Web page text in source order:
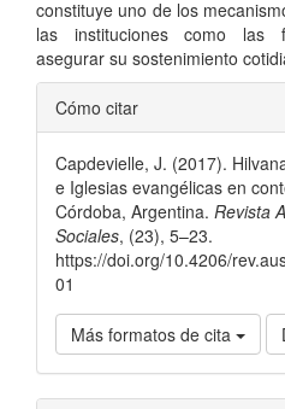
constituye uno de los
las instituciones como las
asegurar su sostenimiento
Detalles
del
artículo
Cómo citar
Capdevielle, J. (2017).
e Iglesias evangélicas en
Córdoba, Argentina. Revista
Sociales, (23), 5–23.
https://doi.org/10.4206/
01
Más formatos de cita